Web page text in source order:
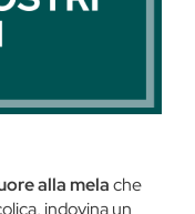
alla melache
indovina un